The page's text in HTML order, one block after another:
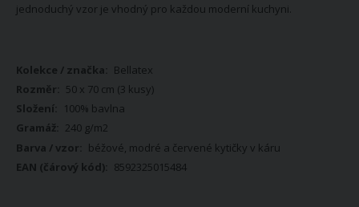
jednoduchý vzor je vhodný pro každou moderní kuchyni.
Více
informací
Bellatex
50 x 70 cm (3 kusy)
100% bavlna
240 g/m2
béžové, modré a červené kytičky v káru
8592325015484